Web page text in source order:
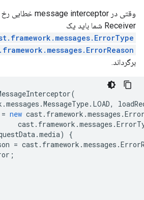
Receiver شما باید یک
برگرداند.
(
.messages .MessageType. LOAD,
= new cast. framework .messages .
cast. framework .messages .
.media)
{
= cast. framework .messages .
;